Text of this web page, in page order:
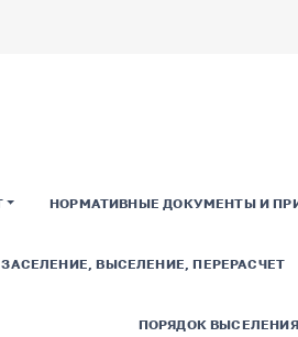
НОРМАТИВНЫЕ ДОКУМЕНТЫ И
ВЫСЕЛЕНИЕ, ПЕРЕРАСЧЕТ
ПОРЯДОК